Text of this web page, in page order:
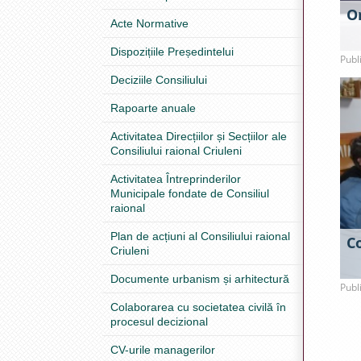
Acte Normative
Dispozițiile Președintelui
Deciziile Consiliului
Rapoarte anuale
Activitatea Direcțiilor și Secțiilor ale
Consiliului raional Criuleni
Activitatea Întreprinderilor
Municipale fondate de Consiliul
raional
Plan de acțiuni al Consiliului raional
Criuleni
Documente urbanism și arhitectură
Colaborarea cu societatea civilă în
procesul decizional
CV-urile managerilor